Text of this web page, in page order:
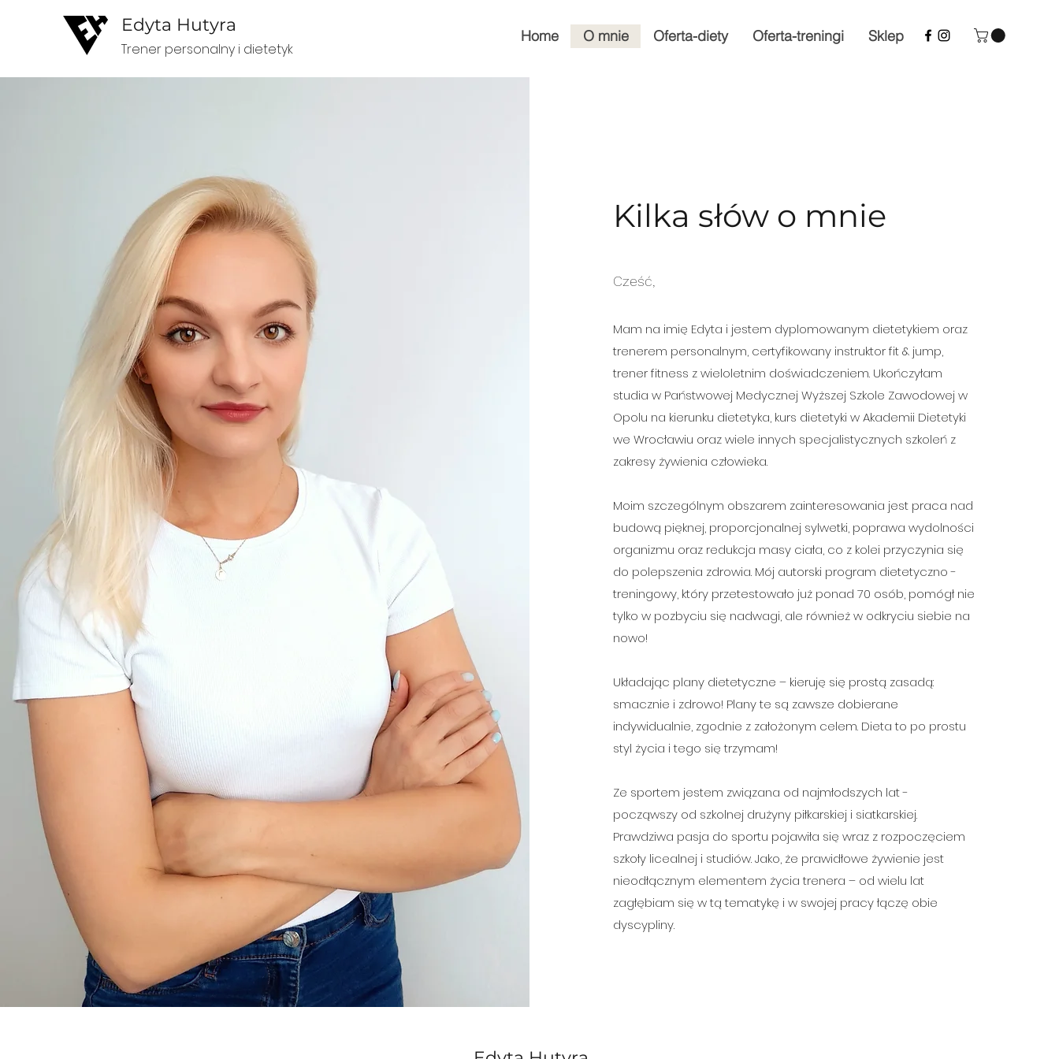
Edyta Hutyra
Trener personalny i dietetyk
Home O mnie Oferta-diety Oferta-treningi Sklep
Kilka słów o mnie
Cześć,
Mam na imię Edyta i jestem dyplomowanym dietetykiem oraz
trenerem personalnym, certyfikowany instruktor fit & jump,
trener fitness z wieloletnim doświadczeniem. Ukończyłam
studia w Państwowej Medycznej Wyższej Szkole Zawodowej w
Opolu na kierunku dietetyka, kurs dietetyki w Akademii Dietetyki
we Wrocławiu oraz wiele innych specjalistycznych szkoleń z
zakresy żywienia człowieka.
Moim szczególnym obszarem zainteresowania jest praca nad
budową pięknej, proporcjonalnej sylwetki, poprawa wydolności
organizmu oraz redukcja masy ciała, co z kolei przyczynia się
do polepszenia zdrowia. Mój autorski program dietetyczno -
treningowy, który przetestowało już ponad 70 osób, pomógł nie
tylko w pozbyciu się nadwagi, ale również w odkryciu siebie na
nowo!
Układając plany dietetyczne – kieruję się prostą zasadą:
smacznie i zdrowo! Plany te są zawsze dobierane
indywidualnie, zgodnie z założonym celem. Dieta to po prostu
styl życia i tego się trzymam!
Ze sportem jestem związana od najmłodszych lat -
począwszy od szkolnej drużyny piłkarskiej i siatkarskiej.
Prawdziwa pasja do sportu pojawiła się wraz z rozpoczęciem
szkoły licealnej i studiów. Jako, że prawidłowe żywienie jest
nieodłącznym elementem życia trenera – od wielu lat
zagłębiam się w tą tematykę i w swojej pracy łączę obie
dyscypliny.